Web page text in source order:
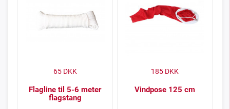
Flagline til 5-6 meter
flagstang
65DKK
Vindpose 125 cm
185DKK